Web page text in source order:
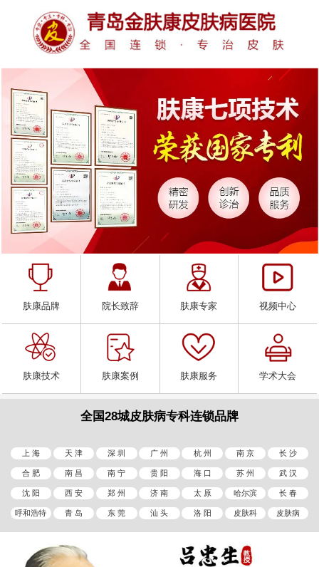
肤康品牌 院长致辞 肤康专家 视频中心
肤康技术 肤康案例 肤康服务 学术大会
全国28城皮肤病专科连锁品牌
上 海 天 津 深 圳 广 州 杭 州 南 京 长 沙
合 肥 南 昌 南 宁 贵 阳 海 口 苏 州 武 汉
沈 阳 西 安 郑 州 济 南 太 原 哈尔滨 长 春
呼和浩特 青 岛 东 莞 汕 头 洛 阳 皮肤科 皮肤病